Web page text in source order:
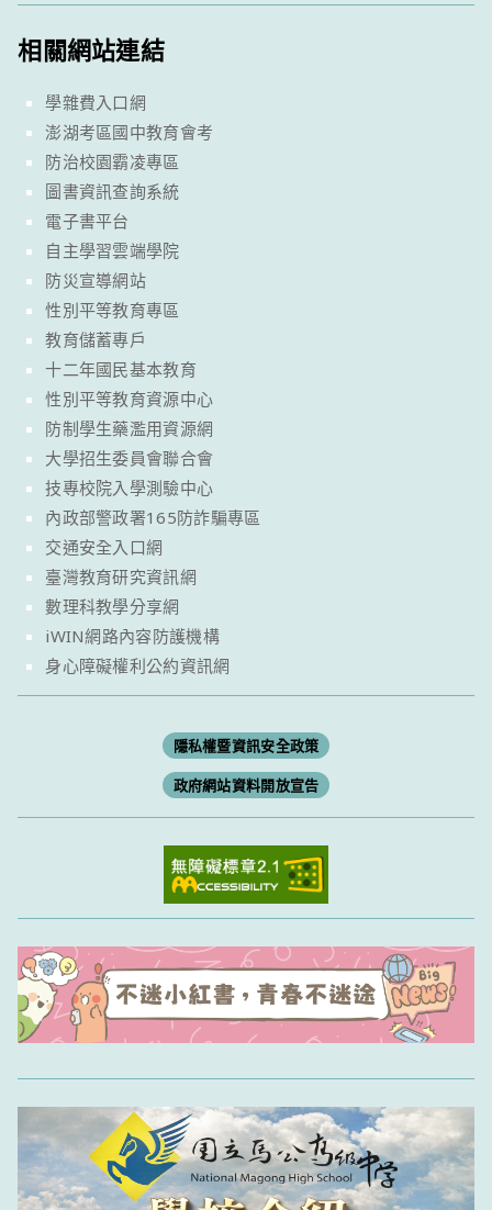
相關網站連結
學雜費入口網
澎湖考區國中教育會考
防治校園霸凌專區
圖書資訊查詢系統
電子書平台
自主學習雲端學院
防災宣導網站
性別平等教育專區
教育儲蓄專戶
十二年國民基本教育
性別平等教育資源中心
防制學生藥濫用資源網
大學招生委員會聯合會
技專校院入學測驗中心
內政部警政署165防詐騙專區
交通安全入口網
臺灣教育研究資訊網
數理科教學分享網
iWIN網路內容防護機構
身心障礙權利公約資訊網
隱私權暨資訊安全政策
政府網站資料開放宣告